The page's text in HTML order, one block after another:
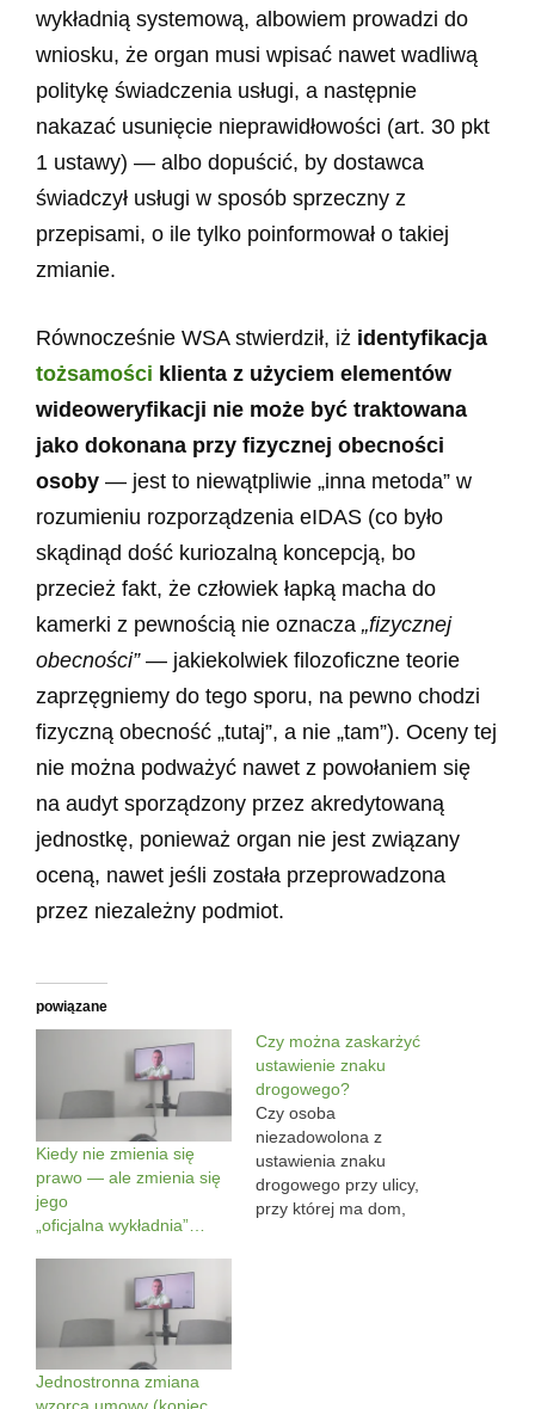
wykładnią systemową, albowiem prowadzi do
wniosku, że organ musi wpisać nawet wadliwą
politykę świadczenia usługi, a następnie
nakazać usunięcie nieprawidłowości (art. 30 pkt
1 ustawy) — albo dopuścić, by dostawca
świadczył usługi w sposób sprzeczny z
przepisami, o ile tylko poinformował o takiej
zmianie.
Równocześnie WSA stwierdził, iż identyfikacja
tożsamości klienta z użyciem elementów
wideoweryfikacji nie może być traktowana
jako dokonana przy fizycznej obecności
osoby — jest to niewątpliwie „inna metoda” w
rozumieniu rozporządzenia eIDAS (co było
skądinąd dość kuriozalną koncepcją, bo
przecież fakt, że człowiek łapką macha do
kamerki z pewnością nie oznacza „fizycznej
obecności”— jakiekolwiek filozoficzne teorie
zaprzęgniemy do tego sporu, na pewno chodzi
fizyczną obecność „tutaj”, a nie „tam”). Oceny tej
nie można podważyć nawet z powołaniem się
na audyt sporządzony przez akredytowaną
jednostkę, ponieważ organ nie jest związany
oceną, nawet jeśli została przeprowadzona
przez niezależny podmiot.
powiązane
Kiedy nie zmienia się
prawo — ale zmienia się
jego
„oficjalna wykładnia”…
Czy można zaskarżyć
ustawienie znaku
drogowego?
Czy osoba
niezadowolona z
ustawienia znaku
drogowego przy ulicy,
przy której ma dom,
Jednostronna zmiana